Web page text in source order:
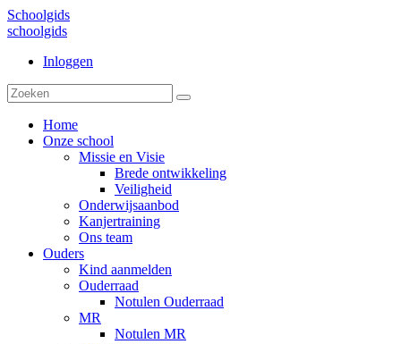
Schoolgids
schoolgids
Inloggen
Home
Onze school
Missie en Visie
Brede ontwikkeling
Veiligheid
Onderwijsaanbod
Kanjertraining
Ons team
Ouders
Kind aanmelden
Ouderraad
Notulen Ouderraad
MR
Notulen MR